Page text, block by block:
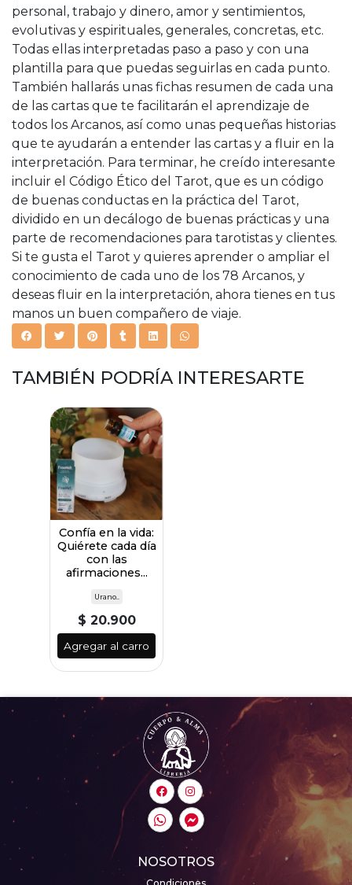
personal, trabajo y dinero, amor y sentimientos,
evolutivas y espirituales, generales, concretas, etc.
Todas ellas interpretadas paso a paso y con una
plantilla para que puedas seguirlas en cada punto.
También hallarás unas fichas resumen de cada una
de las cartas que te facilitarán el aprendizaje de
todos los Arcanos, así como unas pequeñas historias
que te ayudarán a entender las cartas y a fluir en la
interpretación. Para terminar, he creído interesante
incluir el Código Ético del Tarot, que es un código
de buenas conductas en la práctica del Tarot,
dividido en un decálogo de buenas prácticas y una
parte de recomendaciones para tarotistas y clientes.
Si te gusta el Tarot y quieres aprender o ampliar el
conocimiento de cada uno de los 78 Arcanos, y
deseas fluir en la interpretación, ahora tienes en tus
manos un buen compañero de viaje.
TAMBIÉN PODRÍA INTERESARTE
Confía en la vida:
Quiérete cada día
con las
afirmaciones...
Urano..
$ 20.900
Agregar al carro
NOSOTROS